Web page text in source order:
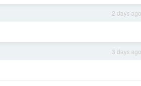
2 days ago
3 days ago